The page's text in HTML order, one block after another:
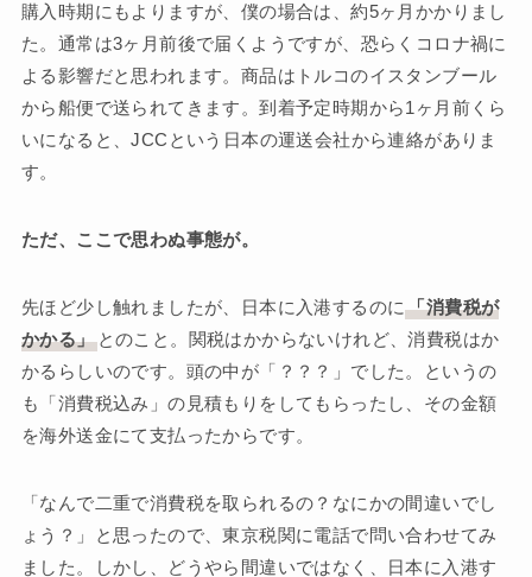
購入時期にもよりますが、僕の場合は、約5ヶ月かかりまし
た。通常は3ヶ月前後で届くようですが、恐らくコロナ禍に
よる影響だと思われます。商品はトルコのイスタンブール
から船便で送られてきます。到着予定時期から1ヶ月前くら
いになると、JCCという日本の運送会社から連絡がありま
す。
ただ、ここで思わぬ事態が。
先ほど少し触れましたが、日本に入港するのに「消費税が
かかる」とのこと。関税はかからないけれど、消費税はか
かるらしいのです。頭の中が「？？？」でした。というの
も「消費税込み」の見積もりをしてもらったし、その金額
を海外送金にて支払ったからです。
「なんで二重で消費税を取られるの？なにかの間違いでし
ょう？」と思ったので、東京税関に電話で問い合わせてみ
ました。しかし、どうやら間違いではなく、日本に入港す